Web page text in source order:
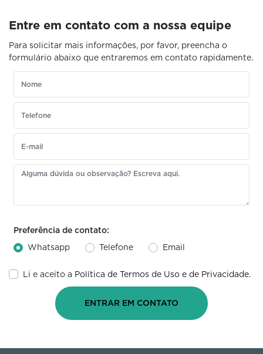
Entre em contato com a nossa equipe
Para solicitar mais informações, por favor, preencha o
formulário abaixo que entraremos em contato rapidamente.
Preferência de contato:
Whatsapp
Telefone Email
Li e aceito a Política de Termos de Uso e de Privacidade.
ENTRAR EM CONTATO